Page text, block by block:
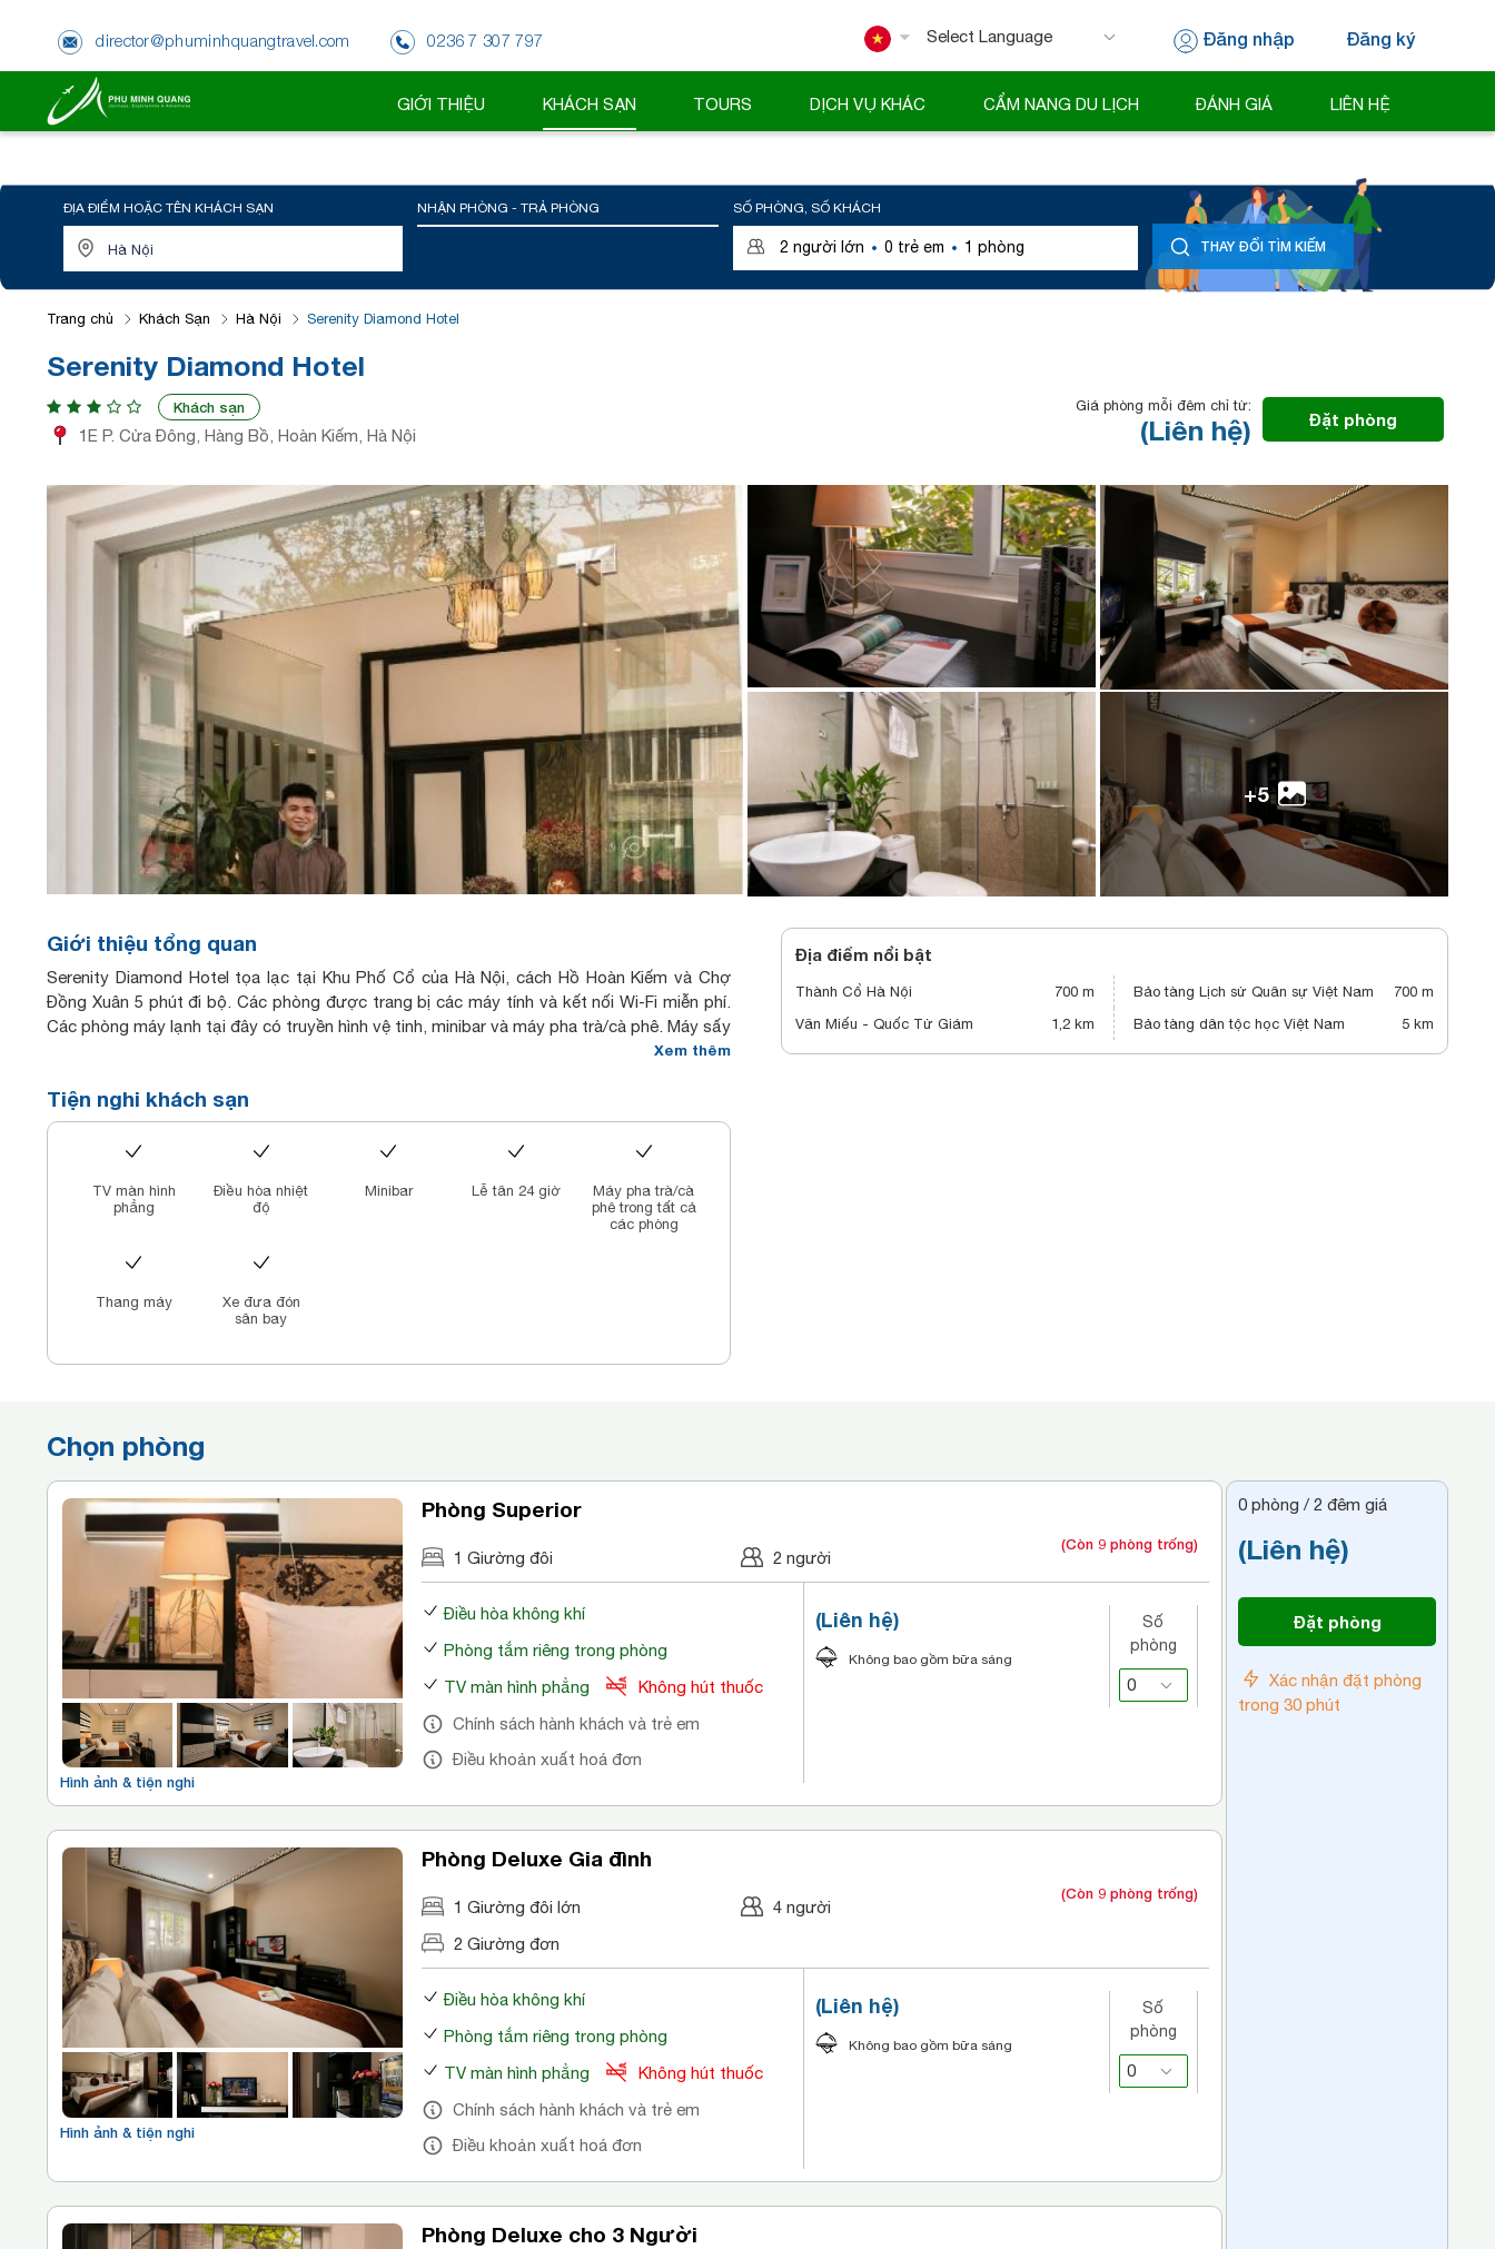
director@phuminhquangtravel.com 0236 7 307 797 Đăng nhập Đăng ký
GIỚI THIỆU KHÁCH SẠN TOURS DỊCH VỤ KHÁC CẨM NANG DU LỊCH ĐÁNH GIÁ LIÊN HỆ
ĐỊA ĐIỂM HOẶC TÊN KHÁCH SẠN NHẬN PHÒNG - TRẢ PHÒNG SỐ PHÒNG, SỐ KHÁCH
2 người lớn · 0 trẻ em · 1 phòng THAY ĐỔI TÌM KIẾM
Trang chủ Khách Sạn Hà Nội Serenity Diamond Hotel
Serenity Diamond Hotel
Khách sạn
1E P. Cửa Đông, Hàng Bồ, Hoàn Kiếm, Hà Nội
Giá phòng mỗi đêm chỉ từ:
(Liên hệ) Đặt phòng
+5
Giới thiệu tổng quan
Serenity Diamond Hotel tọa lạc tại Khu Phố Cổ của Hà Nội, cách Hồ Hoàn Kiếm và Chợ
Đồng Xuân 5 phút đi bộ. Các phòng được trang bị các máy tính và kết nối Wi-Fi miễn phí.
Các phòng máy lạnh tại đây có truyền hình vệ tinh, minibar và máy pha trà/cà phê. Máy sấy
tóc và tiện nghi vòi sen nước nóng được cung cấp. Khách sạn có bàn đặt tour, dịch vụ thu
phương Tây và Việt Nam. Serenity Diamond Hotel cách Sân bay Quốc tế Nội Bài 30 phút
lái xe. Khách sạn cách Ga Hà Nội 10 phút lái xe.
Xem thêm
Tiện nghi khách sạn
TV màn hình
phẳng
Điều hòa nhiệt
độ
Minibar Lễ tân 24 giờ
Máy pha trà/cà
phê trong tất cả
các phòng
Thang máy
Xe đưa đón
sân bay
Địa điểm nổi bật
Thành Cổ Hà Nội 700 m Bảo tàng Lịch sử Quân sự Việt Nam
700 m
Văn Miếu - Quốc Tử Giám
1,2 km Bảo tàng dân tộc học Việt Nam 5 km
Chọn phòng
Hình ảnh & tiện nghi
Phòng Superior
1 Giường đôi 2 người
(Còn 9 phòng trống)
Điều hòa không khí
Phòng tắm riêng trong phòng
TV màn hình phẳng
Không hút thuốc
Chính sách hành khách và trẻ em
Điều khoản xuất hoá đơn
(Liên hệ)
Không bao gồm bữa sáng
Số
phòng
Hình ảnh & tiện nghi
Phòng Deluxe Gia đình
1 Giường đôi lớn
2 Giường đơn
4 người
(Còn 9 phòng trống)
Điều hòa không khí
Phòng tắm riêng trong phòng
TV màn hình phẳng
Không hút thuốc
Chính sách hành khách và trẻ em
Điều khoản xuất hoá đơn
(Liên hệ)
Không bao gồm bữa sáng
Số
phòng
Phòng Deluxe cho 3 Người
0 phòng / 2 đêm giá
(Liên hệ)
Đặt phòng
Xác nhận đặt phòng
trong 30 phút